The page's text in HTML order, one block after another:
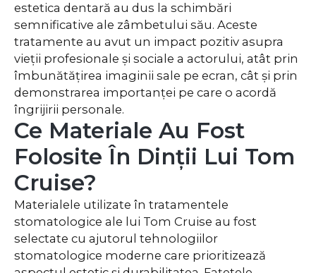
estetica dentară au dus la schimbări
semnificative ale zâmbetului său. Aceste
tratamente au avut un impact pozitiv asupra
vieții profesionale și sociale a actorului, atât prin
îmbunătățirea imaginii sale pe ecran, cât și prin
demonstrarea importanței pe care o acordă
îngrijirii personale.
Ce Materiale Au Fost
Folosite În Dinții Lui Tom
Cruise?
Materialele utilizate în tratamentele
stomatologice ale lui Tom Cruise au fost
selectate cu ajutorul tehnologiilor
stomatologice moderne care prioritizează